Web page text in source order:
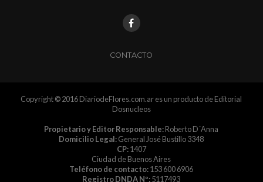
CONTACTO
Copyright © 2016 DiariodeFlores.com.ar es un producto de Editorial
Dosnucleos
Propietario y Editor Responsable:Roberto D´Anna
Domicilio Legal:General José Bustillo 3348
CP:1407
Ciudad de Buenos Aires
Teléfono de contacto:153 600 6906
Registro DNDA Nº:5117493